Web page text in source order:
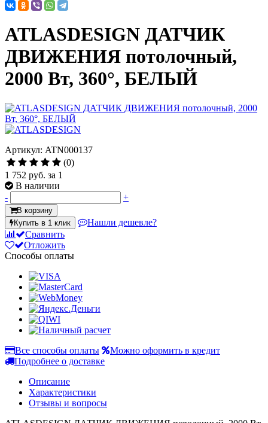
ATLASDESIGN ДАТЧИК
ДВИЖЕНИЯ потолочный,
2000 Вт, 360°, БЕЛЫЙ
Артикул: ATN000137
(0)
1 752 руб. за 1
В наличии
-
+
В корзину
Купить в 1 клик
Нашли дешевле?
Сравнить
Отложить
Способы оплаты
Все способы оплаты
Можно оформить в кредит
Подробнее о доставке
Описание
Характеристики
Отзывы и вопросы